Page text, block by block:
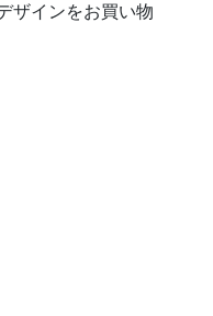
ザインをお買い物